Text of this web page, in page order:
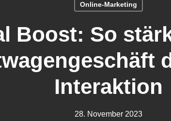
Online-Marketing
Boost: So
Interaktion
28. November 2023